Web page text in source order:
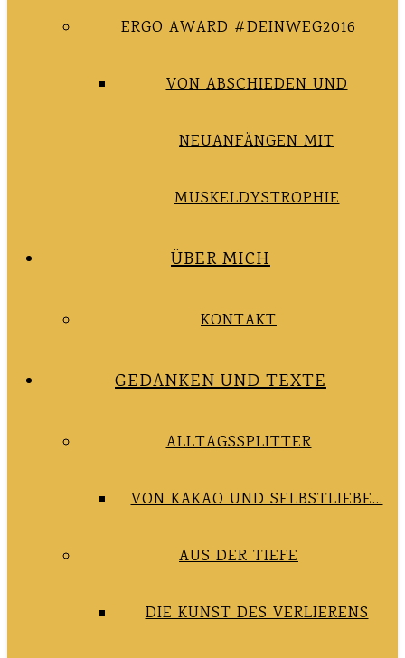
ERGO AWARD #DEINWEG2016
VON ABSCHIEDEN UND
NEUANFÄNGEN MIT
MUSKELDYSTROPHIE
ÜBER MICH
KONTAKT
GEDANKEN UND TEXTE
ALLTAGSSPLITTER
VON KAKAO UND SELBSTLIEBE…
AUS DER TIEFE
DIE KUNST DES VERLIERENS